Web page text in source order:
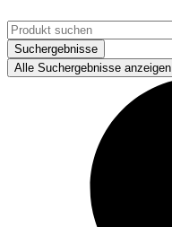
Suchergebnisse
Alle Suchergebnisse anzeigen